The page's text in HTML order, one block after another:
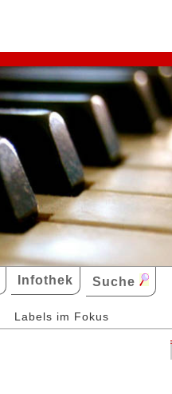
Infothek Suche
Labels im Fokus